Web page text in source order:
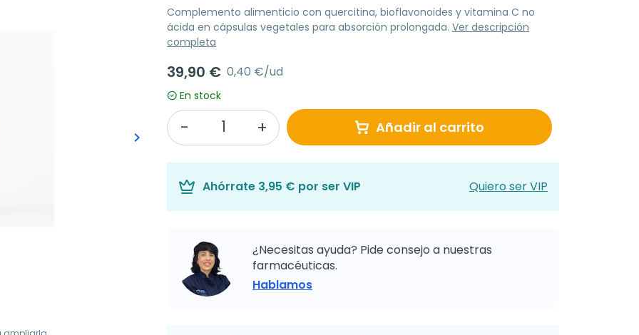
Siguiente
keyboard_arrow_right
Complemento alimenticio con quercitina, bioflavonoides y vitamina C no
ácida en cápsulas vegetales para absorción prolongada. Ver descripción
completa
39,90 € 0,40 €/ud
En stock
Añadir al carrito
Ahórrate 3,95 € por ser VIP Quiero ser VIP
¿Necesitas ayuda? Pide consejo a nuestras
farmacéuticas.
Hablamos